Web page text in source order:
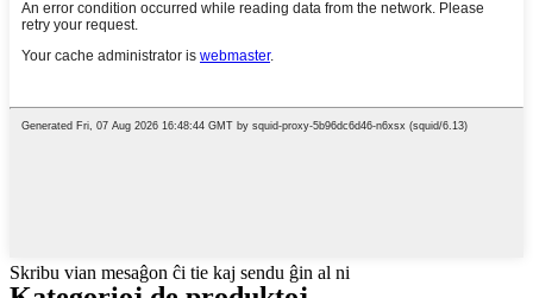
Skribu vian mesaĝon ĉi tie kaj sendu ĝin al ni